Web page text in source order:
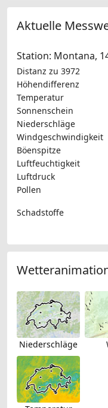
Aktuelle
Station: Montana,
Distanz zu 3972
Höhendifferenz
Temperatur
Sonnenschein
Niederschläge
Windgeschwindigkeit
Böenspitze
Luftfeuchtigkeit
Luftdruck
Pollen
Schadstoffe
Niederschläge